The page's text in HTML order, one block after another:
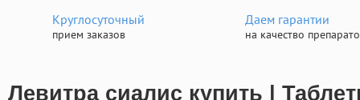
Круглосуточный
прием заказов
Даем гарантии
на качество
Левитра сиалис купить |